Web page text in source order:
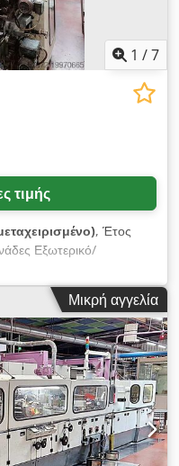
1 /7
τιμής
, Έτος
Εξωτερικό/
διαθέσιμες, Εύρος
μέγιστο:
ελάχιστο/μέγιστο:
τεκμηρίωση.
Amiswa
Μικρή αγγελία